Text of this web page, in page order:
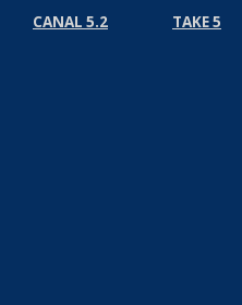
CANAL 5.2 TAKE 5